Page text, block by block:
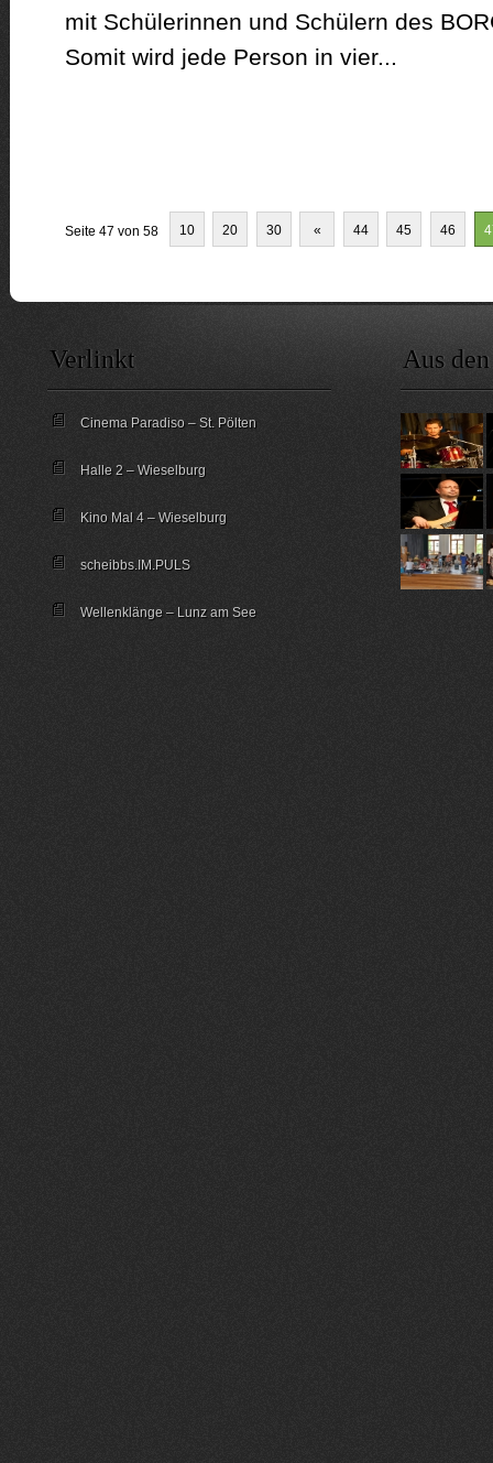
mit Schülerinnen und Schülern des
Somit wird jede Person in vier...
Seite 47 von 58 10 20 30 « 44 45 46
Verlinkt
Cinema Paradiso – St. Pölten
Halle 2 – Wieselburg
Kino Mal 4 – Wieselburg
scheibbs.IM.PULS
Wellenklänge – Lunz am See
Aus